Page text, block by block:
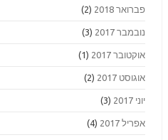
פברואר 2018 (2)
נובמבר 2017 (3)
אוקטובר 2017 (1)
אוגוסט 2017 (2)
יוני 2017 (3)
אפריל 2017 (4)